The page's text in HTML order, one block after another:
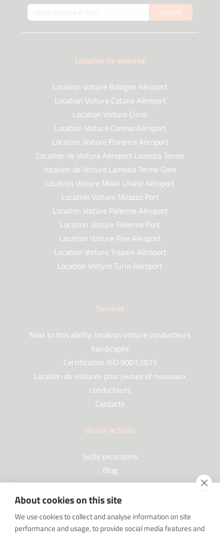
About cookies on this site
We use cookies to collect and analyse information on site
performance and usage, to provide social media features and
ENVOYE
Location de voitures
Location Voiture Bologne Aéroport
Location Voiture Catane Aéroport
Location Voiture Cinisi
Location Voiture Comiso Aéroport
Location Voiture Florence Aéroport
Location de Voiture Aéroport Lamezia Terme
location de Voiture Lamezia Terme Gare
Location Voiture Milan Linate Aéroport
Location Voiture Milazzo Port
Location Voiture Palerme Aéroport
Location Voiture Palerme Port
Location Voiture Pise Aéroport
Location Voiture Trapani Aéroport
Location Voiture Turin Aéroport
Services
Next to this ability: location voiture conducteurs
handicapés
Certification ISO 9001:2015
Location de voitures pour jeunes et nouveaux
conducteurs
Contacts
Visiter la Sicile
Sicily excursions
Blog
Partenaires